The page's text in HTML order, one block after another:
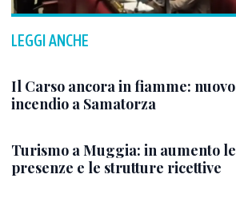
LEGGI ANCHE
Il Carso ancora in fiamme: nuovo
incendio a Samatorza
Turismo a Muggia: in aumento le
presenze e le strutture ricettive